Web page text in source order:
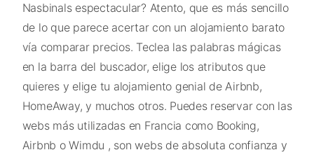
Nasbinals espectacular? Atento, que es más sencillo
de lo que parece acertar con un alojamiento barato
vía comparar precios. Teclea las palabras mágicas
en la barra del buscador, elige los atributos que
quieres y elige tu alojamiento genial de Airbnb,
HomeAway, y muchos otros. Puedes reservar con las
webs más utilizadas en Francia como Booking,
Airbnb o Wimdu , son webs de absoluta confianza y